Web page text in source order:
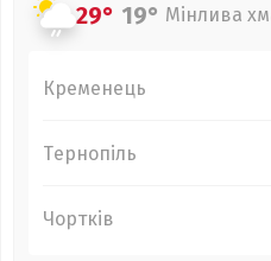
29° 19° Мінлива
Кременець
Тернопіль
Чортків